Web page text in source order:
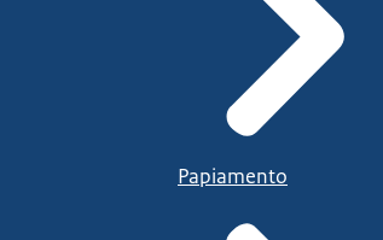
Papiamento